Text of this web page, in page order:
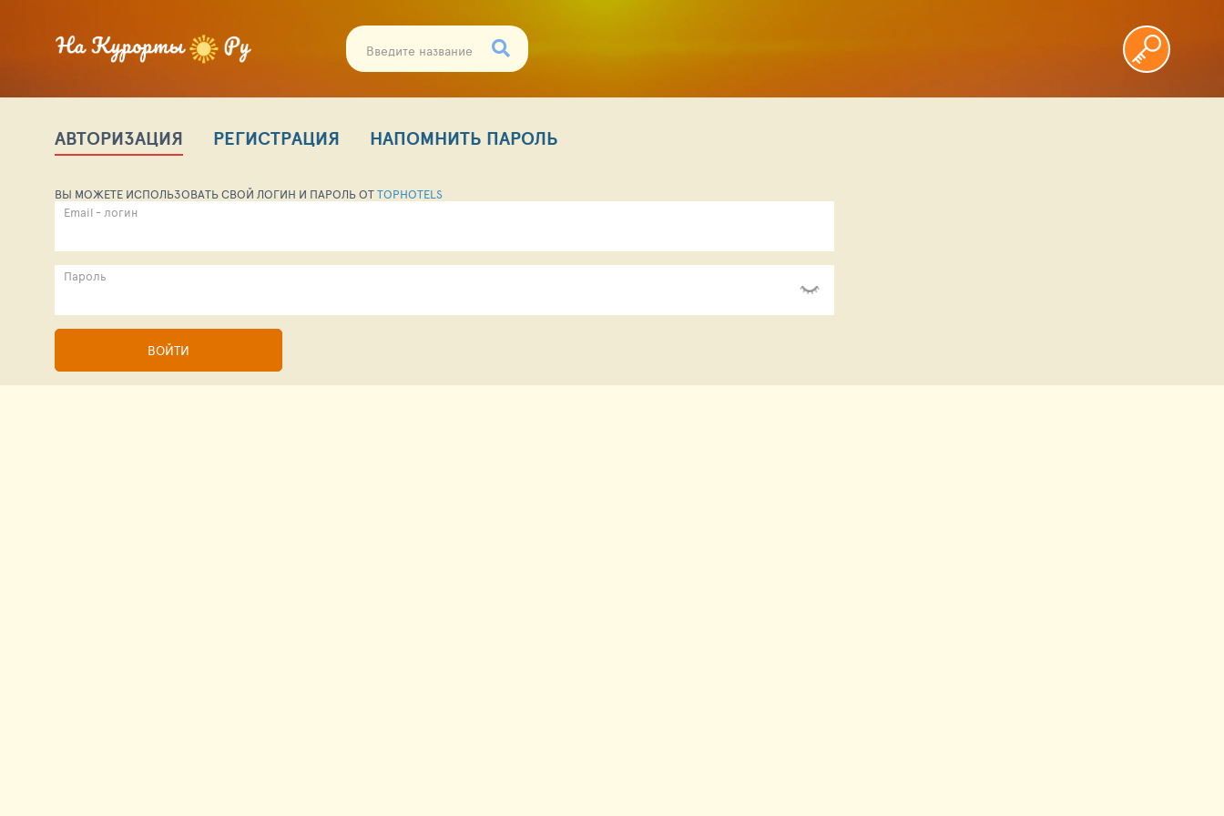
АВТОРИЗАЦИЯ РЕГИСТРАЦИЯ НАПОМНИТЬ ПАРОЛЬ
ВЫ МОЖЕТЕ ИСПОЛЬЗОВАТЬ СВОЙ ЛОГИН И ПАРОЛЬ ОТTOPHOTELS
Email - логин
Пароль
ВОЙТИ